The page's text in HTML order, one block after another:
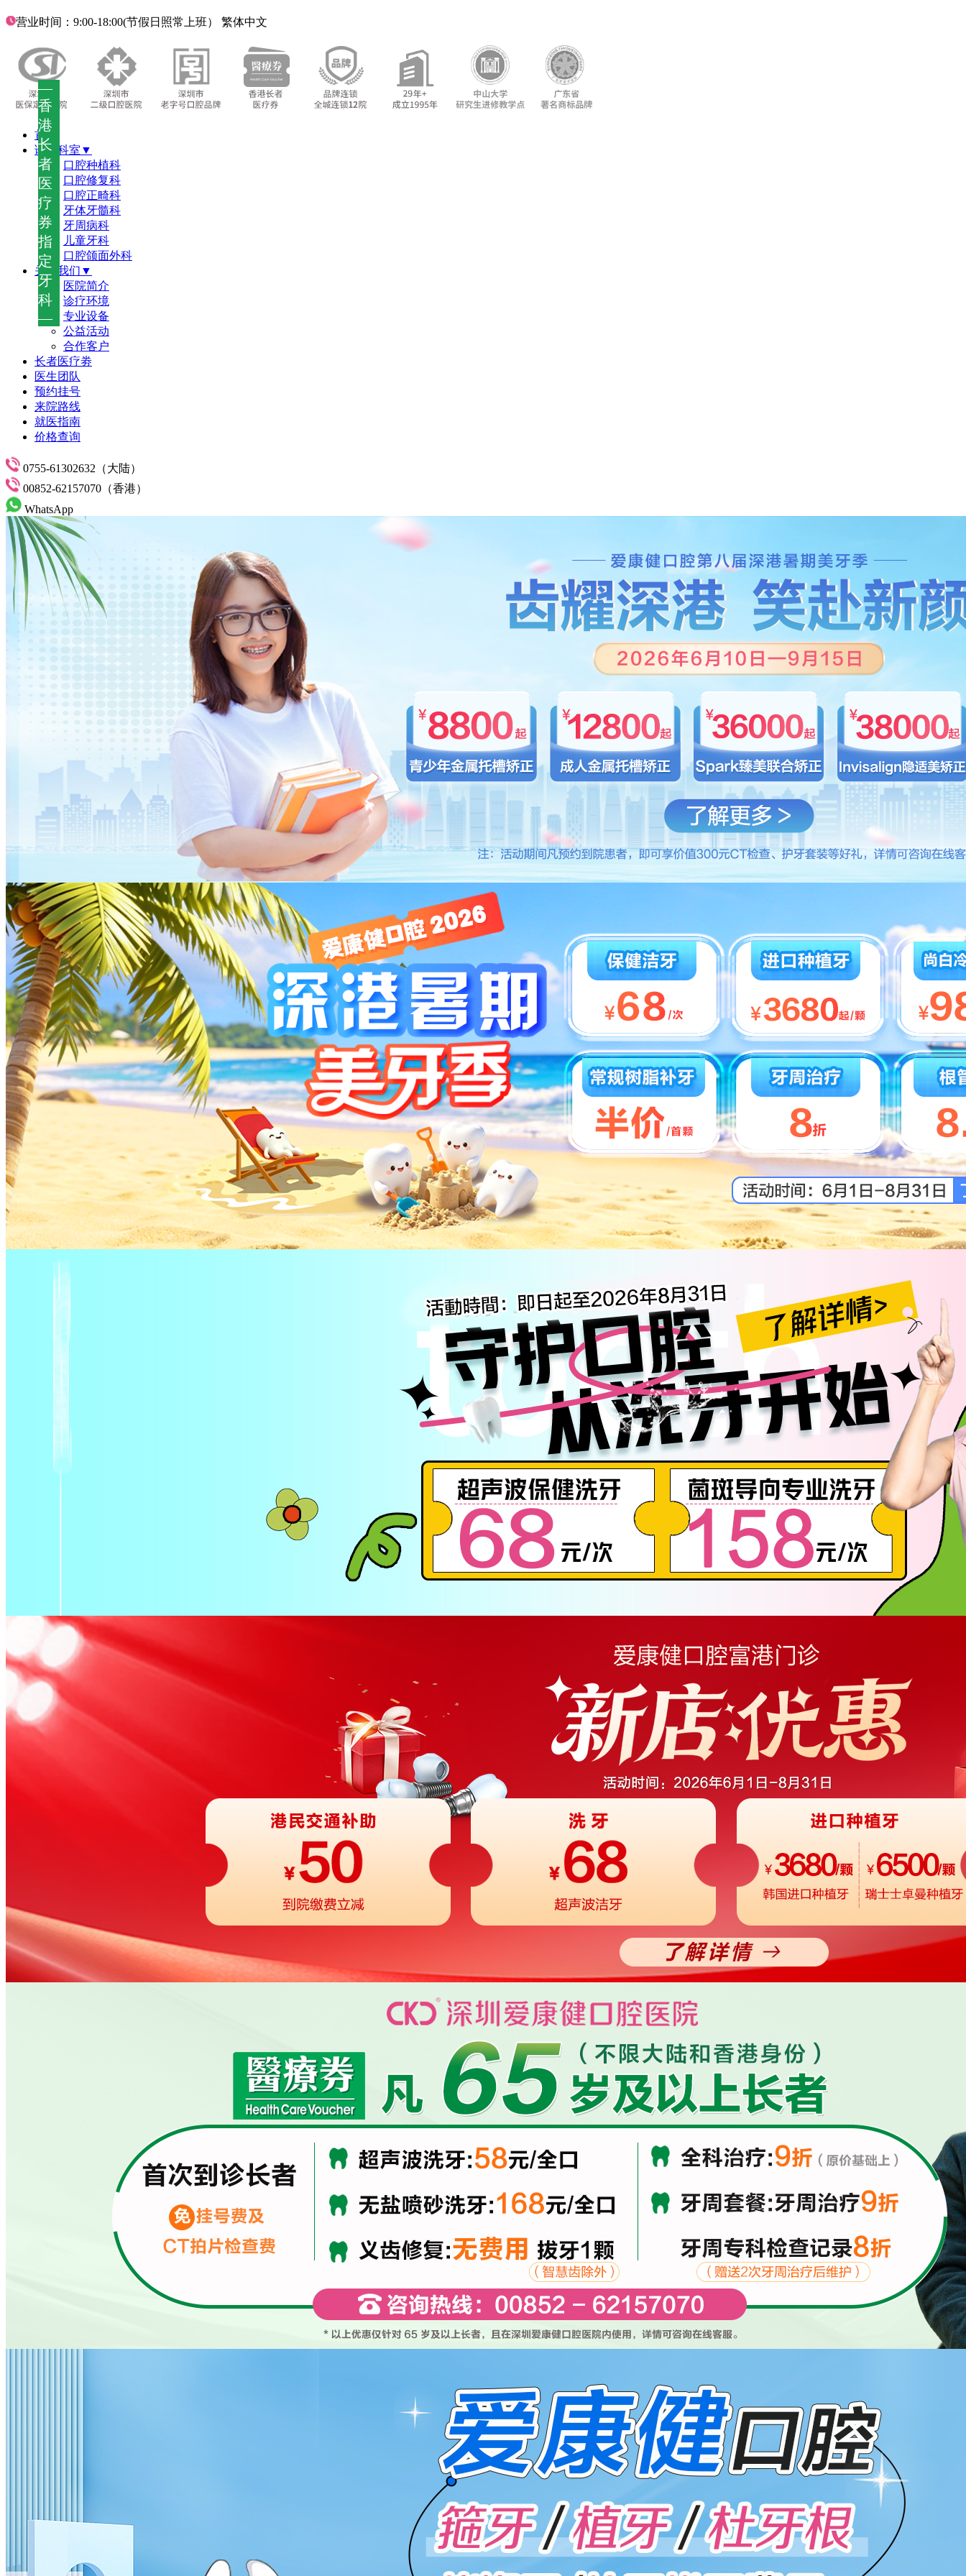
—
香
港
长
者
医
疗
券
指
定
牙
科
—
营业时间：9:00-18:00(节假日照常上班） 繁体中文
首页
诊疗科室▼
口腔种植科
口腔修复科
口腔正畸科
牙体牙髓科
牙周病科
儿童牙科
口腔颌面外科
关于我们▼
医院简介
诊疗环境
专业设备
公益活动
合作客户
长者医疗劵
医生团队
预约挂号
来院路线
就医指南
价格查询
0755-61302632（大陆）
00852-62157070（香港）
WhatsApp